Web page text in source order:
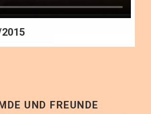
UND FREUNDE